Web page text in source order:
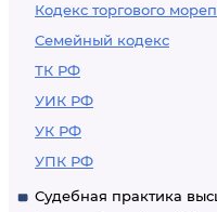
Кодекс торгового
Семейный кодекс
ТК РФ
УИК РФ
УК РФ
УПК РФ
Судебная практика